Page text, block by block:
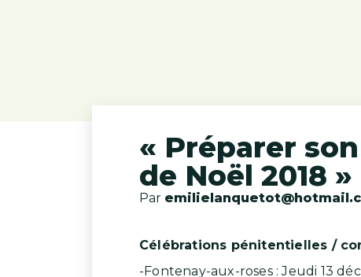
« Préparer
de Noël 2018 »
Par
Célébrations pénitentielles /
-Fontenay-aux-roses : Jeudi 13